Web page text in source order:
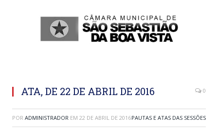
ATA, DE 22 DE ABRIL DE 2016 0
POR ADMINISTRADOR EM 22 DE ABRIL DE 2016PAUTAS E ATAS DAS SESSÕES